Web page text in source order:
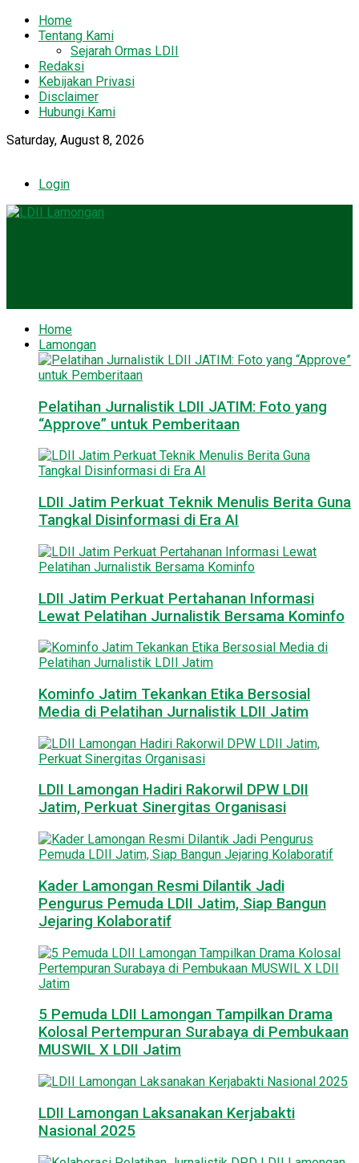
Home
Tentang Kami
Sejarah Ormas LDII
Redaksi
Kebijakan Privasi
Disclaimer
Hubungi Kami
Saturday, August 8, 2026
Login
Home
Lamongan
Pelatihan Jurnalistik LDII JATIM: Foto yang
“Approve” untuk Pemberitaan
LDII Jatim Perkuat Teknik Menulis Berita Guna
Tangkal Disinformasi di Era AI
LDII Jatim Perkuat Pertahanan Informasi
Lewat Pelatihan Jurnalistik Bersama Kominfo
Kominfo Jatim Tekankan Etika Bersosial
Media di Pelatihan Jurnalistik LDII Jatim
LDII Lamongan Hadiri Rakorwil DPW LDII
Jatim, Perkuat Sinergitas Organisasi
Kader Lamongan Resmi Dilantik Jadi
Pengurus Pemuda LDII Jatim, Siap Bangun
Jejaring Kolaboratif
5 Pemuda LDII Lamongan Tampilkan Drama
Kolosal Pertempuran Surabaya di Pembukaan
MUSWIL X LDII Jatim
LDII Lamongan Laksanakan Kerjabakti
Nasional 2025